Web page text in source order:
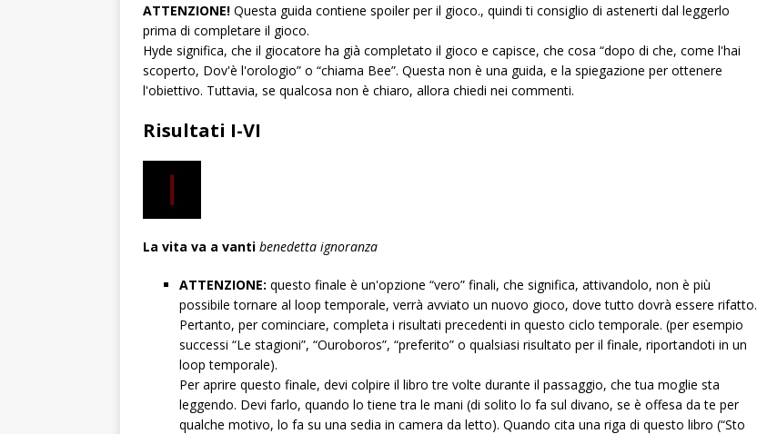
ATTENZIONE! Questa guida contiene spoiler per il gioco., quindi ti consiglio di astenerti dal leggerlo
prima di completare il gioco.
Hyde significa, che il giocatore ha già completato il gioco e capisce, che cosa “dopo di che, come l'hai
scoperto, Dov'è l'orologio” o “chiama Bee”. Questa non è una guida, e la spiegazione per ottenere
l'obiettivo. Tuttavia, se qualcosa non è chiaro, allora chiedi nei commenti.
Risultati I-VI
La vita va a vanti benedetta ignoranza
ATTENZIONE: questo finale è un'opzione “vero” finali, che significa, attivandolo, non è più
possibile tornare al loop temporale, verrà avviato un nuovo gioco, dove tutto dovrà essere rifatto.
Pertanto, per cominciare, completa i risultati precedenti in questo ciclo temporale. (per esempio
successi “Le stagioni”, “Ouroboros”, “preferito” o qualsiasi risultato per il finale, riportandoti in un
loop temporale).
Per aprire questo finale, devi colpire il libro tre volte durante il passaggio, che tua moglie sta
leggendo. Devi farlo, quando lo tiene tra le mani (di solito lo fa sul divano, se è offesa da te per
qualche motivo, lo fa su una sedia in camera da letto). Quando cita una riga di questo libro (“Sto